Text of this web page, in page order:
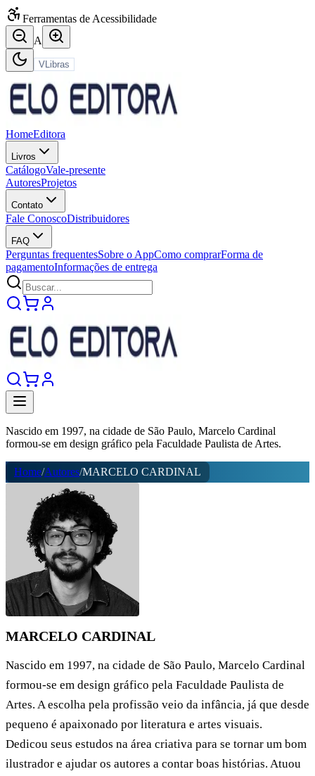
Ferramentas de Acessibilidade
A
VLibras
HomeEditora
Livros
CatálogoVale-presente
AutoresProjetos
Contato
Fale ConoscoDistribuidores
FAQ
Perguntas frequentesSobre o AppComo comprarForma de
pagamentoInformações de entrega
Nascido em 1997, na cidade de São Paulo, Marcelo Cardinal
formou-se em design gráfico pela Faculdade Paulista de Artes.
Home/Autores/MARCELO CARDINAL
MARCELO CARDINAL
Nascido em 1997, na cidade de São Paulo, Marcelo Cardinal
formou-se em design gráfico pela Faculdade Paulista de
Artes. A escolha pela profissão veio da infância, já que desde
pequeno é apaixonado por literatura e artes visuais.
Dedicou seus estudos na área criativa para se tornar um bom
ilustrador e ajudar os autores a contar boas histórias. Atuou